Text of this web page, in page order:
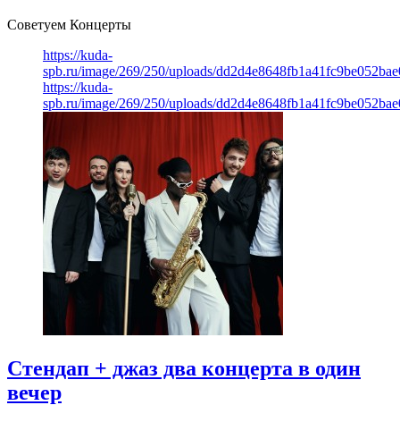
Советуем Концерты
https://kuda-
spb.ru/image/269/250/uploads/
https://kuda-
spb.ru/image/269/250/uploads/
Стендап + джаз два концерта в один
вечер